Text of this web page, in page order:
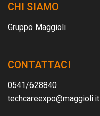
CHI SIAMO
Gruppo Maggioli
CONTATTACI
0541/628840
techcareexpo@maggioli.it